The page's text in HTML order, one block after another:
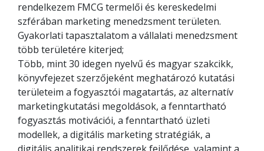
rendelkezem FMCG termelői és kereskedelmi
szférában marketing menedzsment területen.
Gyakorlati tapasztalatom a vállalati menedzsment
több területére kiterjed;
Több, mint 30 idegen nyelvű és magyar szakcikk,
könyvfejezet szerzőjeként meghatározó kutatási
területeim a fogyasztói magatartás, az alternatív
marketingkutatási megoldások, a fenntartható
fogyasztás motivációi, a fenntartható üzleti
modellek, a digitális marketing stratégiák, a